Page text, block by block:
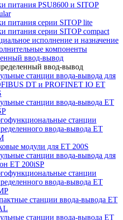
питания PSU8600 и SITOP
питания серии SITOP lite
питания серии SITOP compact
исполнение и назначение
компоненты
ввод-вывод
ввод-вывод
станции ввода-вывода для
DT и PROFINET IO ET
станции ввода-вывода ET
станции
ввода-вывода ET
модули для ET 200S
станции ввода-вывода для
ET 200iSP
станции
ввода-вывода ET
станции ввода-вывода ET
станции ввода-вывода ET